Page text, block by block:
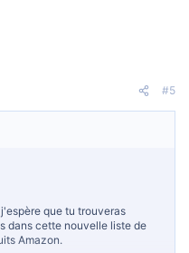
cité.***
#5
que tu trouveras
dans cette nouvelle liste de
Amazon.